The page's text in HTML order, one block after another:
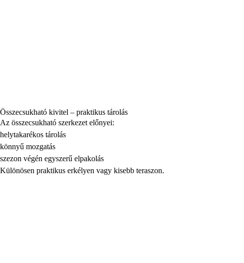
Összecsukható kivitel – praktikus tárolás
Az összecsukható szerkezet előnyei:
helytakarékos tárolás
könnyű mozgatás
szezon végén egyszerű elpakolás
Különösen praktikus erkélyen vagy kisebb teraszon.